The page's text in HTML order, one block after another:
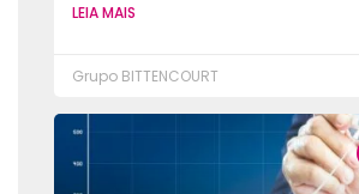
LEIA MAIS
Grupo BITTENCOURT